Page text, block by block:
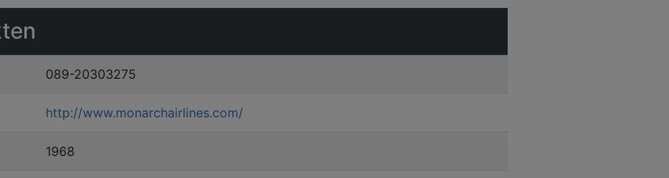
089-20303275
http://www.monarchairlines.com/
1968